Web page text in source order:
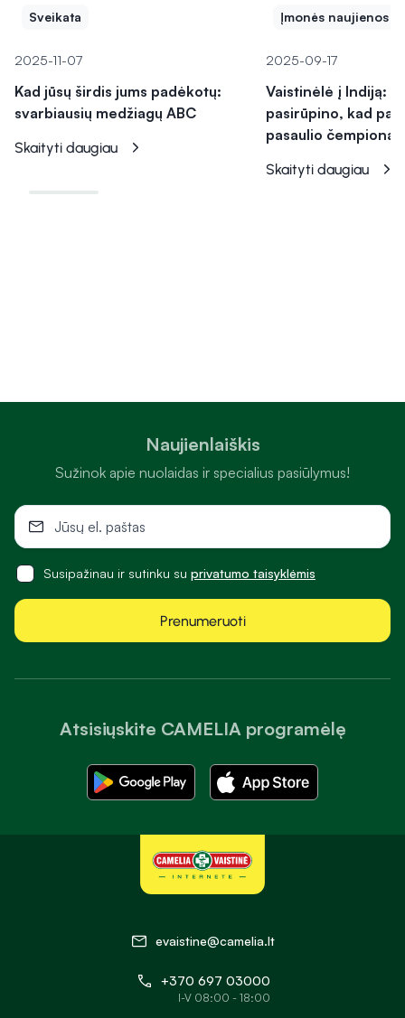
Sveikata
2025-11-07
Kad jūsų širdis jums padėkotų:
svarbiausių medžiagų ABC
Skaityti daugiau
Įmonės naujienos
2025-09-17
Vaistinėlė į Indiją:
pasirūpino, kad
pasaulio
Skaityti daugiau
Atsisiųskite CAMELIA programėlę
Naujienlaiškis
Sužinok apie nuolaidas ir specialius pasiūlymus!
Susipažinau ir sutinku su privatumo taisyklėmis
Prenumeruoti
evaistine@camelia.lt
+370 697 03000
I-V 08:00 - 18:00